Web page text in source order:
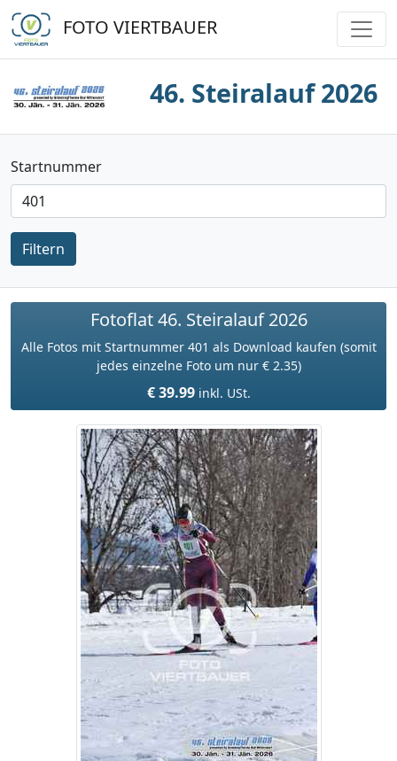
FOTO VIERTBAUER
46. Steiralauf 2026
Startnummer
Filtern
Fotoflat 46. Steiralauf 2026
Alle Fotos mit Startnummer 401 als Download kaufen (somit
jedes einzelne Foto um nur € 2.35)
€ 39.99 inkl. USt.